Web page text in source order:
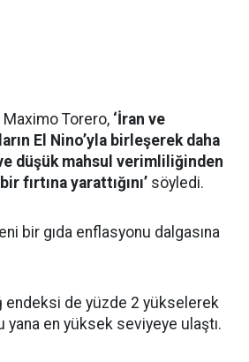
Torero, ‘İran ve
El Nino’yla birleşerek daha
düşük mahsul verimliliğinden
fırtına yarattığını’ söyledi.
bir gıda enflasyonu dalgasına
endeksi de yüzde 2 yükselerek
yana en yüksek seviyeye ulaştı.